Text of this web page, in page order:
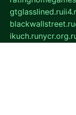
gtglasslined.ru
blackwallstreet.ru
ikuch.ru